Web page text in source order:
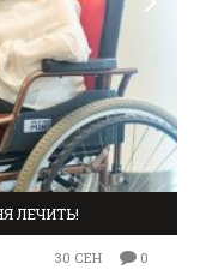
ЛЕЧИТЬ!
30 СЕН 0